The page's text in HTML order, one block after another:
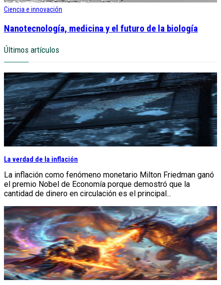
Ciencia e innovación
Nanotecnología, medicina y el futuro de la biología
Últimos artículos
La verdad de la inflación
La inflación como fenómeno monetario Milton Friedman ganó
el premio Nobel de Economía porque demostró que la
cantidad de dinero en circulación es el principal...